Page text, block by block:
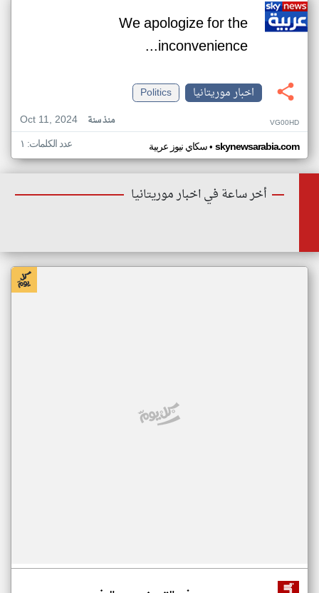
We apologize for the
inconvenience...
اخبار موريتانيا
Politics
Oct 11, 2024
منذ سنة VG00HD
سكاي نيوز عربية• skynewsarabia.com عدد الكلمات: ١
أخر ساعة في اخبار موريتانيا